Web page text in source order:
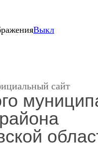
Выкл
сайт
района